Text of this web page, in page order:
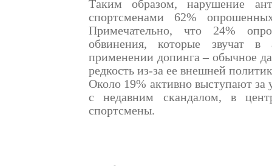
Таким образом, нарушение
спортсменами 62%
Примечательно, что 24%
обвинения, которые звучат в
применении допинга – обычное
редкость из-за ее внешней
Около 19% активно выступают за
с недавним скандалом, в
спортсмены.